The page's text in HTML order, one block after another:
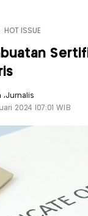
HOT ISSUE
,Jurnalis
2024 |07:01 WIB